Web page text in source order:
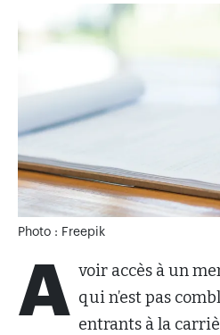
Photo : Freepik
A voir accès à un
qui n’est pas
entrants à la